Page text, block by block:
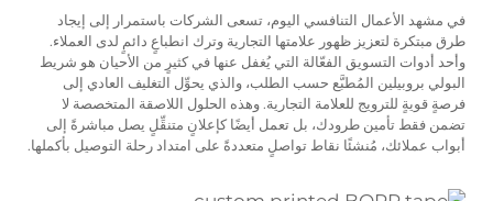
في مشهد الأعمال التنافسي اليوم، تسعى الشركات باستمرار إلى إيجاد
طرق مبتكرة لتعزيز ظهور علامتها التجارية وترك انطباعٍ دائمٍ لدى العملاء.
وأحد أدوات التسويق الفعّالة التي يُغفل عنها في كثيرٍ من الأحيان هو شريط
البولي بروبيلين المُطبَّع حسب الطلب، والذي يحوِّل التغليف العادي إلى
فرصةٍ قويةٍ للترويج للعلامة التجارية. وهذه الحلول اللاصقة المتخصصة لا
تضمن فقط تأمين طرودك، بل تعمل أيضًا كإعلانٍ متنقِّلٍ يصل مباشرةً إلى
أبواب عملائك، مُنشئًا نقاط تواصلٍ متعددةً على امتداد رحلة التوصيل بأكملها.